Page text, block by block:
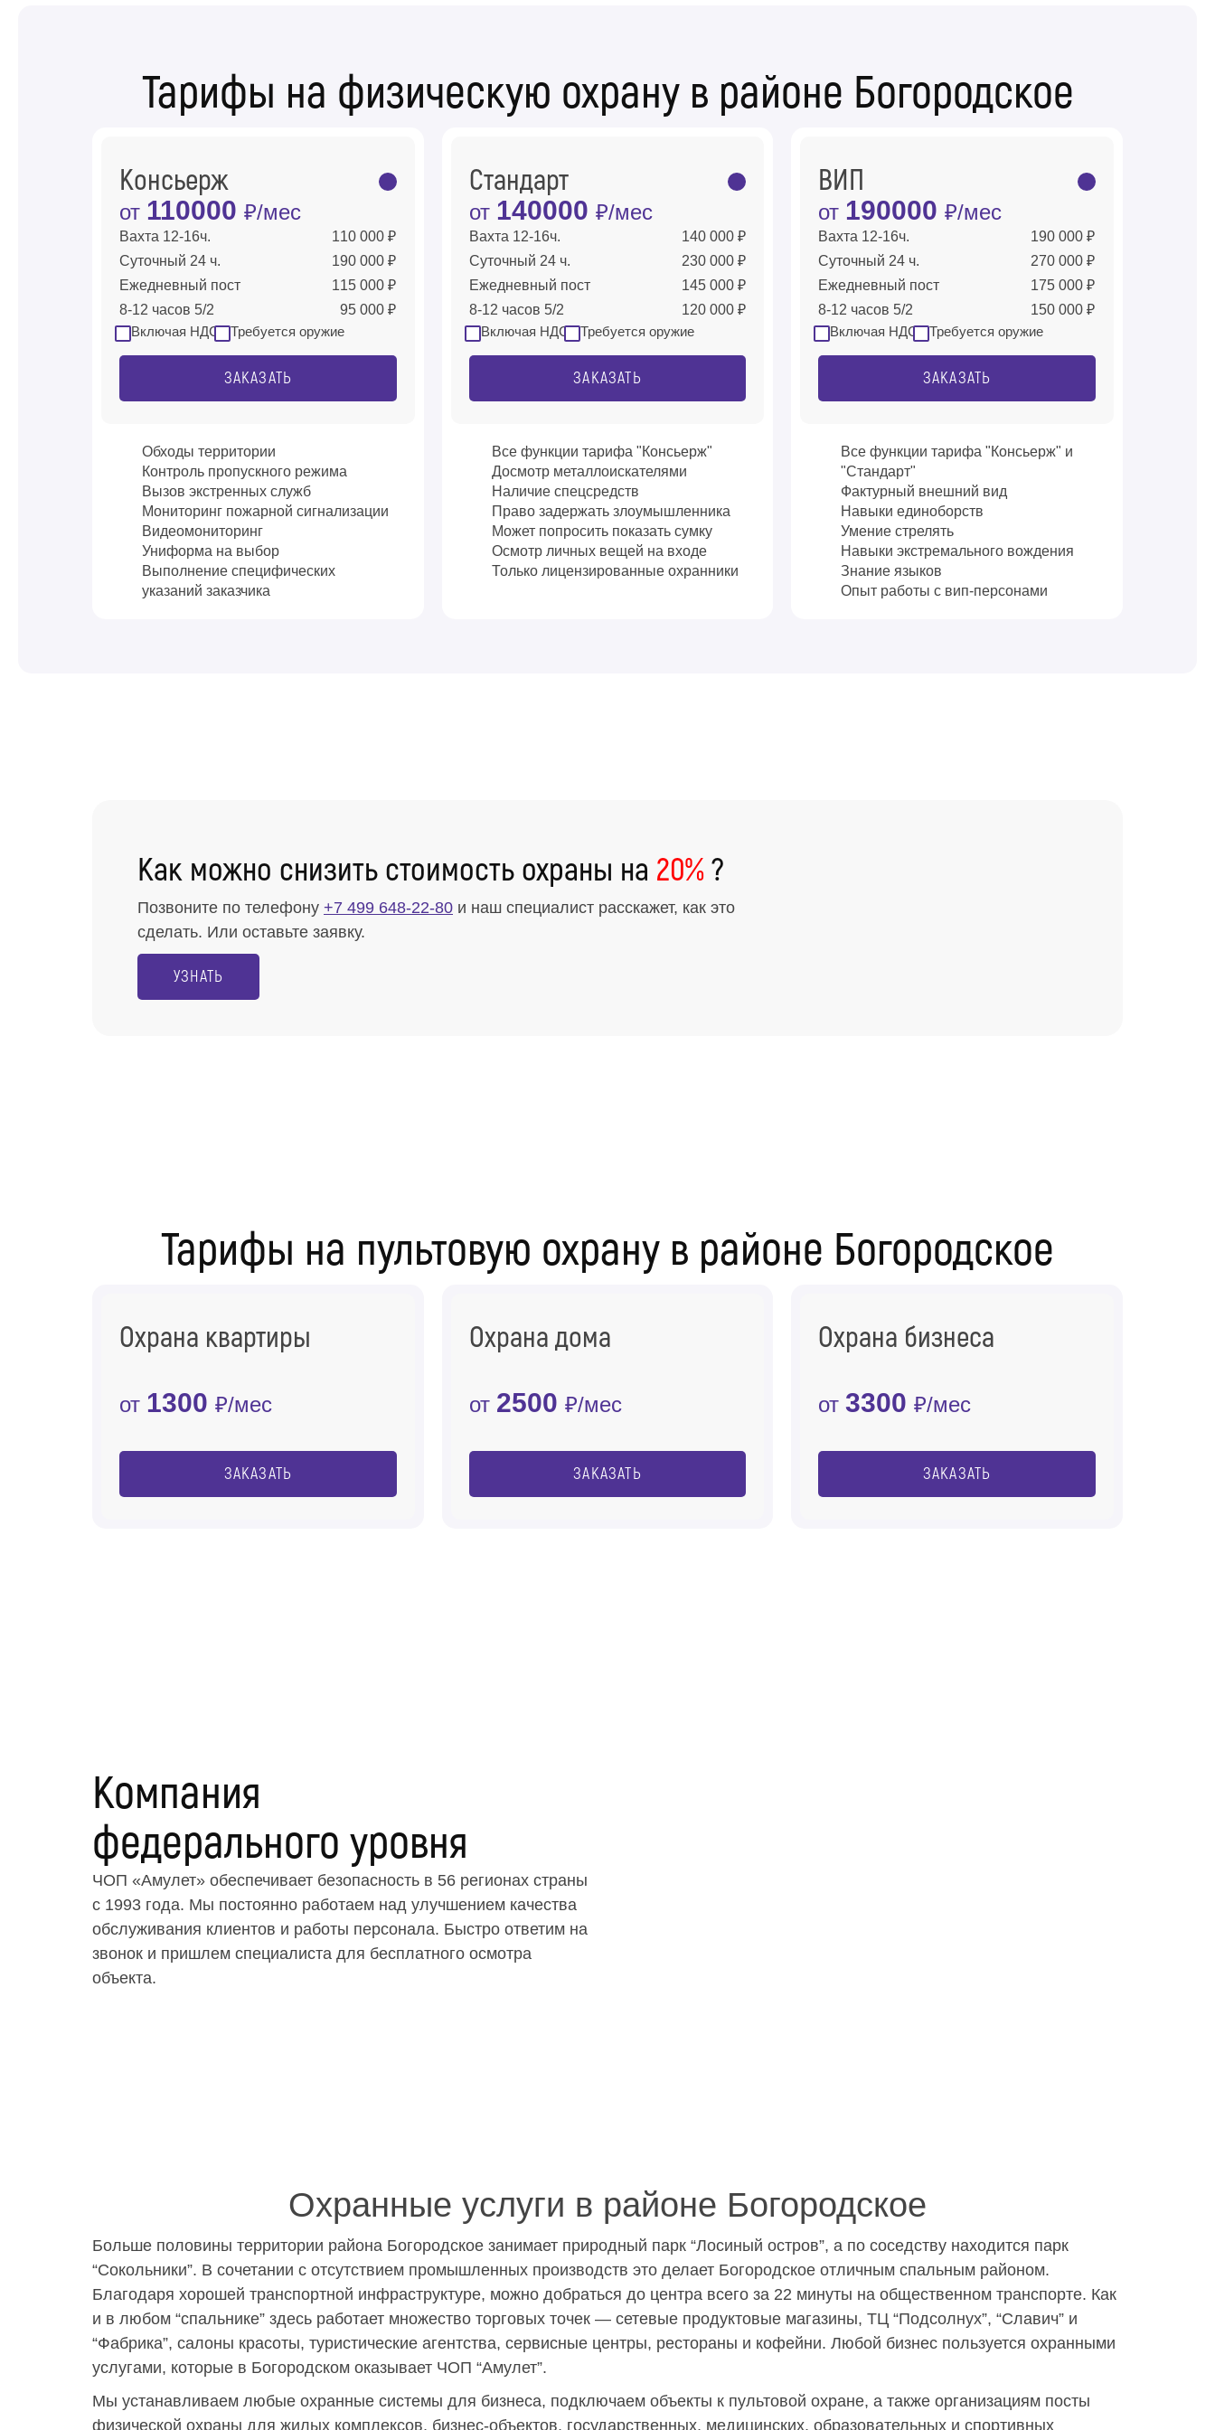
Тарифы на физическую охрану в районе Богородское
Консьерж
от 110000₽/мес
Вахта 12-16ч.
110 000 ₽
Суточный 24 ч.
190 000 ₽
Ежедневный пост
115 000 ₽
8-12 часов 5/2
95 000 ₽
Включая НДС
Требуется оружие
ЗАКАЗАТЬ
Обходы территории
Контроль пропускного режима
Вызов экстренных служб
Мониторинг пожарной сигнализации
Видеомониторинг
Униформа на выбор
Выполнение специфических
указаний заказчика
Стандарт
от 140000 ₽/мес
Вахта 12-16ч.
140 000 ₽
Суточный 24 ч.
230 000 ₽
Ежедневный пост
145 000 ₽
8-12 часов 5/2
120 000 ₽
Включая НДС
Требуется оружие
ЗАКАЗАТЬ
Все функции тарифа "Консьерж"
Досмотр металлоискателями
Наличие спецсредств
Право задержать злоумышленника
Может попросить показать сумку
Осмотр личных вещей на входе
Только лицензированные охранники
ВИП
от 190000₽/мес
Вахта 12-16ч.
190 000 ₽
Суточный 24 ч.
270 000 ₽
Ежедневный пост
175 000 ₽
8-12 часов 5/2
150 000 ₽
Включая НДС
Требуется оружие
ЗАКАЗАТЬ
Все функции тарифа "Консьерж" и
"Стандарт"
Фактурный внешний вид
Навыки единоборств
Умение стрелять
Навыки экстремального вождения
Знание языков
Опыт работы с вип-персонами
Как можно снизить стоимость охраны на 20%?
Позвоните по телефону +7 499 648-22-80 и наш специалист расскажет, как это
сделать. Или оставьте заявку.
УЗНАТЬ
Тарифы на пультовую охрану в районе Богородское
Охрана квартиры
от 1300₽/мес
ЗАКАЗАТЬ
Охрана дома
от 2500 ₽/мес
ЗАКАЗАТЬ
Охрана бизнеса
от3300₽/мес
ЗАКАЗАТЬ
Компания
федерального уровня
ЧОП «Амулет» обеспечивает безопасность в 56 регионах страны
с 1993 года. Мы постоянно работаем над улучшением качества
обслуживания клиентов и работы персонала. Быстро ответим на
звонок и пришлем специалиста для бесплатного осмотра
объекта.
Охранные услуги в районе Богородское
Больше половины территории района Богородское занимает природный парк “Лосиный остров”, а по соседству находится парк
“Сокольники”. В сочетании с отсутствием промышленных производств это делает Богородское отличным спальным районом.
Благодаря хорошей транспортной инфраструктуре, можно добраться до центра всего за 22 минуты на общественном транспорте. Как
и в любом “спальнике” здесь работает множество торговых точек — сетевые продуктовые магазины, ТЦ “Подсолнух”, “Славич” и
“Фабрика”, салоны красоты, туристические агентства, сервисные центры, рестораны и кофейни. Любой бизнес пользуется охранными
услугами, которые в Богородском оказывает ЧОП “Амулет”.
Мы устанавливаем любые охранные системы для бизнеса, подключаем объекты к пультовой охране, а также организациям посты
физической охраны для жилых комплексов, бизнес-объектов, государственных, медицинских, образовательных и спортивных